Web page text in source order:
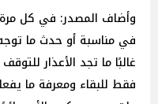
وأضاف المصدر: في كل
في مناسبة أو حدث ما
غالبًا ما تجد الأعذار
فقط للبقاء ومعرفة ما